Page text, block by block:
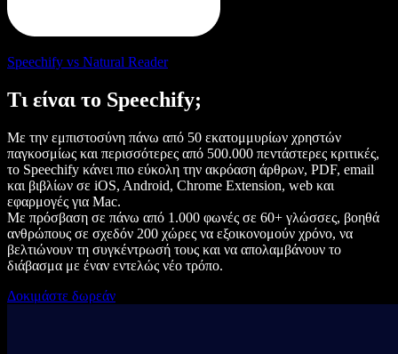
Speechify vs Natural Reader
Τι είναι το Speechify;
Με την εμπιστοσύνη πάνω από 50 εκατομμυρίων χρηστών
παγκοσμίως και περισσότερες από 500.000 πεντάστερες κριτικές,
το Speechify κάνει πιο εύκολη την ακρόαση άρθρων, PDF, email
και βιβλίων σε iOS, Android, Chrome Extension, web και
εφαρμογές για Mac.
Με πρόσβαση σε πάνω από 1.000 φωνές σε 60+ γλώσσες, βοηθά
ανθρώπους σε σχεδόν 200 χώρες να εξοικονομούν χρόνο, να
βελτιώνουν τη συγκέντρωσή τους και να απολαμβάνουν το
διάβασμα με έναν εντελώς νέο τρόπο.
Δοκιμάστε δωρεάν